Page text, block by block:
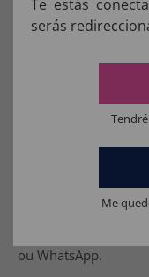
Sábado:
Domingo:
para
Halloween,
Se precisares de
ou WhatsApp.
Te estás
serás
Me